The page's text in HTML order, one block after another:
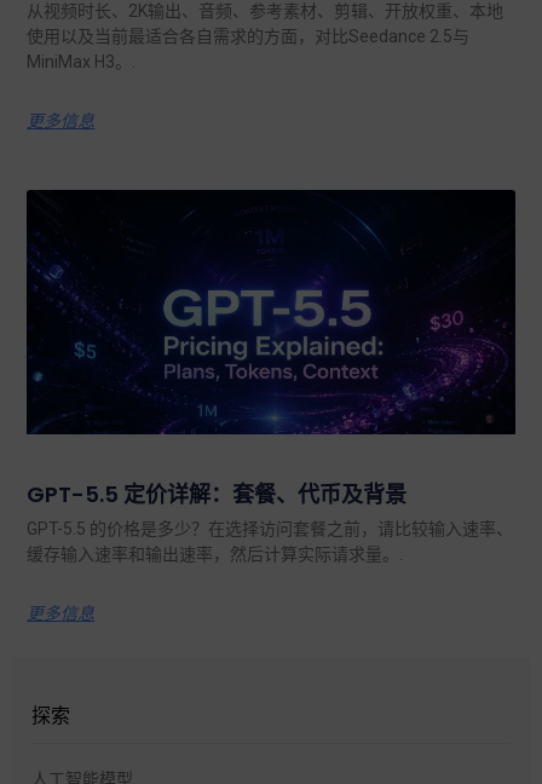
从视频时长、2K输出、音频、参考素材、剪辑、开放权重、本地
使用以及当前最适合各自需求的方面，对比Seedance 2.5与
MiniMax H3。.
更多信息
GPT-5.5 定价详解：套餐、代币及背景
GPT-5.5 的价格是多少？在选择访问套餐之前，请比较输入速率、
缓存输入速率和输出速率，然后计算实际请求量。.
更多信息
探索
人工智能模型